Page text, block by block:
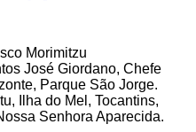
Morimitzu
José Giordano, Chefe
Parque São Jorge.
Ilha do Mel, Tocantins,
Senhora Aparecida.